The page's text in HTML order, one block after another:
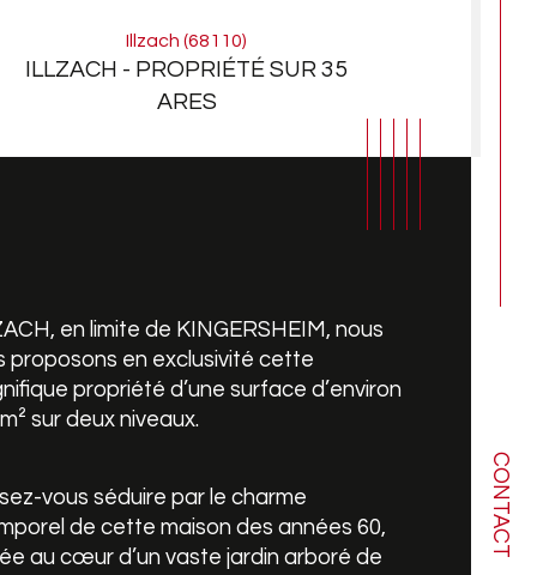
CONTACT
Illzach (68110)
ILLZACH - PROPRIÉTÉ SUR 35
ARES
de niveaux
en limite de KINGERSHEIM, nous
proposons en exclusivité cette
propriété d’une surface d’environ
sur deux niveaux.
vous séduire par le charme
de cette maison des années 60,
au cœur d’un vaste jardin arboré de